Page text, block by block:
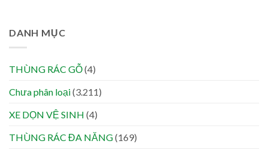
DANH MỤC
THÙNG RÁC GỖ(4)
Chưa phân loại(3.211)
XE DỌN VỆ SINH (4)
THÙNG RÁC ĐA NĂNG(169)